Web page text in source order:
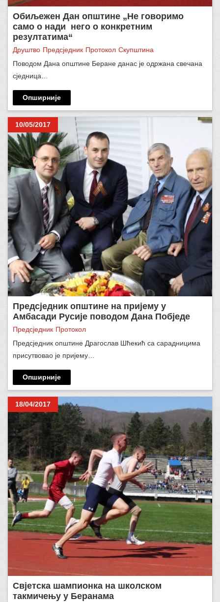
Обиљежен Дан општине „Не говоримо
само о нади него о конкретним
резултатима“
Друштво Предсједник Протокол Скупштина
Поводом Дана општине Беране данас је одржана свечана
сједница…
Опширније
10/05/2017
Предсједник општине на пријему у
Амбасади Русије поводом Дана Побједе
Предсједник Протокол
Предсједник општине Драгослав Шћекић са сарадницима
присутвовао је пријему…
Опширније
18/04/2017
Свјетска шампионка на школском
такмичењу у Беранама